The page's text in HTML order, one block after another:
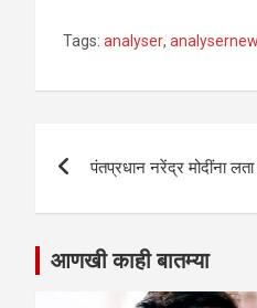
Tags: analyser,
navigation
पंतप्रधान नरेंद्र मोदींना
आणखी काही बातम्या